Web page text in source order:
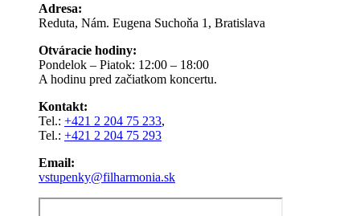
Adresa:
Reduta, Nám. Eugena Suchoňa 1, Bratislava
Otváracie hodiny:
Pondelok – Piatok: 12:00 – 18:00
A hodinu pred začiatkom koncertu.
Kontakt:
Tel.: +421 2 204 75 233,
Tel.: +421 2 204 75 293
Email:
vstupenky@filharmonia.sk